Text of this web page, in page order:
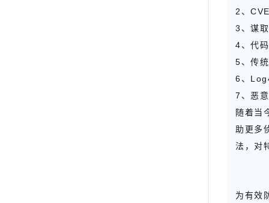
2、
3、谋
4、代
5、传
6、
7、恶
随着当
助更多
法，对
为有效